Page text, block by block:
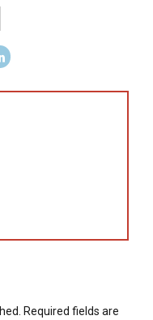
Required fields are